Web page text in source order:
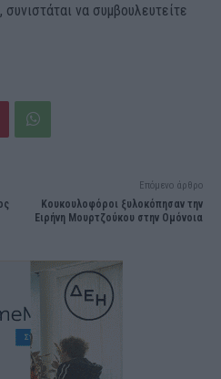
να συμβουλευτείτε
Επόμενο άρθρο
Κουκουλοφόροι ξυλοκόπησαν την
Ειρήνη Μουρτζούκου στην Ομόνοια